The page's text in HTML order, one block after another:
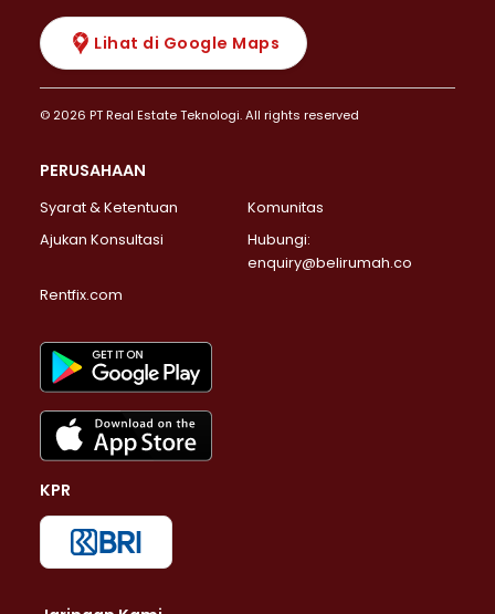
Lihat di Google Maps
© 2026 PT Real Estate Teknologi. All rights reserved
PERUSAHAAN
Syarat & Ketentuan
Komunitas
Ajukan Konsultasi
Hubungi:
enquiry@belirumah.co
Rentfix.com
KPR